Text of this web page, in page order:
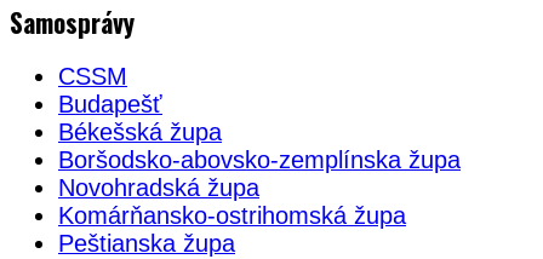
Samosprávy
CSSM
Budapešť
Békešská župa
Boršodsko-abovsko-zemplínska župa
Novohradská župa
Komárňansko-ostrihomská župa
Peštianska župa